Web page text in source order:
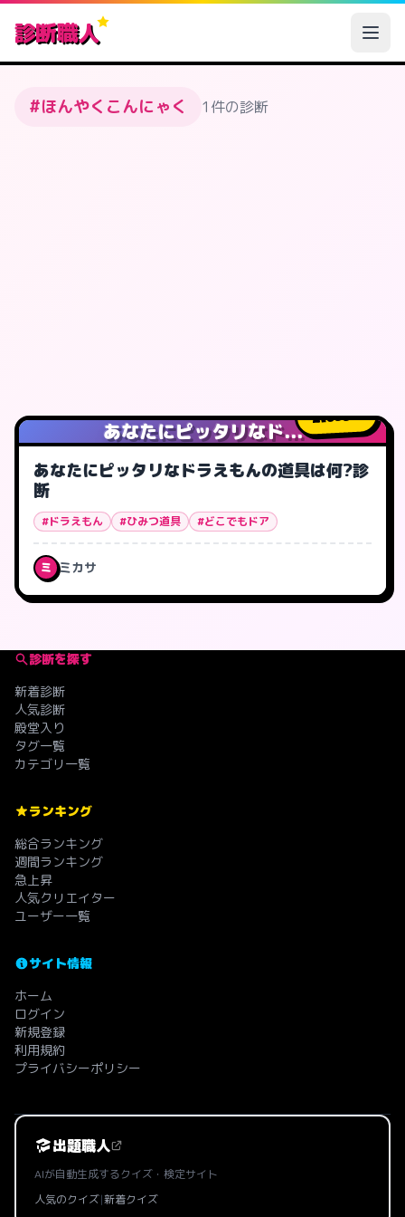
診断職人
#ほんやくこんにゃく 1件の診断
あなたにピッタリなド...
655人
あなたにピッタリなドラえもんの道具は何?診
断
#ドラえもん #ひみつ道具 #どこでもドア
ミ ミカサ
診断を探す
新着診断
人気診断
殿堂入り
タグ一覧
カテゴリ一覧
ランキング
総合ランキング
週間ランキング
急上昇
人気クリエイター
ユーザー一覧
サイト情報
ホーム
ログイン
新規登録
利用規約
プライバシーポリシー
出題職人
AIが自動生成するクイズ・検定サイト
人気のクイズ|新着クイズ